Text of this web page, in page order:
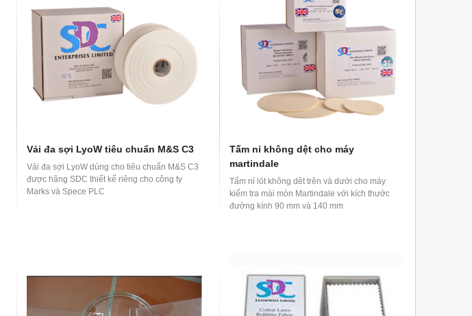
Vải đa sợi LyoW tiêu chuẩn M&S C3
Vải đa sợi LyoW dùng cho tiêu chuẩn M&S C3
được hãng SDC thiết kế riêng cho công ty
Marks và Spece PLC
Tấm nỉ không dệt cho máy
martindale
Tấm nỉ lót không dêt trên và dưới cho máy
kiểm tra mài mòn Martindale với kích thước
đường kính 90 mm và 140 mm